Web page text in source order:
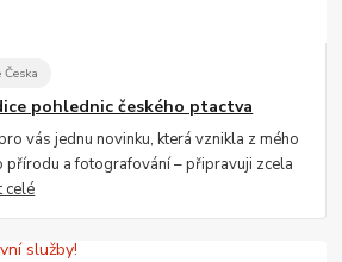
pohlednic českého ptactva
vás jednu novinku, která vznikla z mého
přírodu a fotografování – připravuji zcela
celé